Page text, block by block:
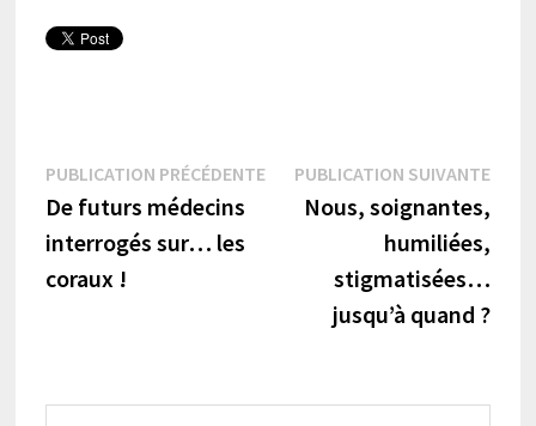
Navigation
de
l’article
PUBLICATION PRÉCÉDENTEPublication
précédente :
De futurs médecins
interrogés sur… les
coraux !
PUBLICATION SUIVANTE
Nous, soignantes,
humiliées,
stigmatisées…
jusqu’à quand ?